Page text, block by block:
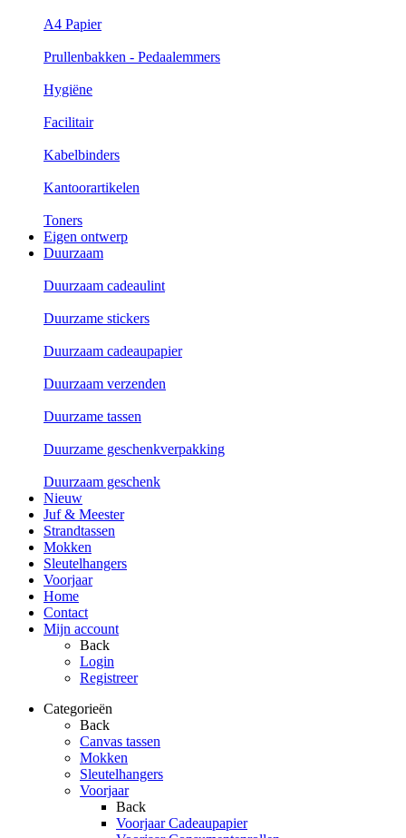
A4 Papier
Prullenbakken - Pedaalemmers
Hygiëne
Facilitair
Kabelbinders
Kantoorartikelen
Toners
Eigen ontwerp
Duurzaam
Duurzaam cadeaulint
Duurzame stickers
Duurzaam cadeaupapier
Duurzaam verzenden
Duurzame tassen
Duurzame geschenkverpakking
Duurzaam geschenk
Nieuw
Juf & Meester
Strandtassen
Mokken
Sleutelhangers
Voorjaar
Home
Contact
Mijn account
Back
Login
Registreer
Categorieën
Back
Canvas tassen
Mokken
Sleutelhangers
Voorjaar
Back
Voorjaar Cadeaupapier